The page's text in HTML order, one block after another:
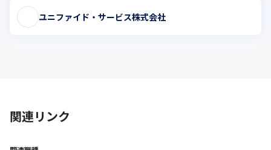
ユニファイド・サービス株式会社
関連リンク